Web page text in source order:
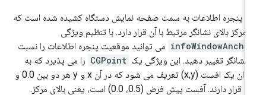
پنجره اطلاعات به سمت صفحه نمایش دستگاه کشیده شده است که
مرکز بالای نشانگر مرتبط با آن قرار دارد. با تنظیم ویژگی
می توانید موقعیت پنجره اطلاعات را نسبت
نشانگر تغییر دهید. این ویژگی یک
CGPoint را می پذیرد که به
عنوان یک افست (x,y) تعریف می شود که در آن x و y هر دو بین 0.0 و
1.0 قرار دارند. آفست پیش فرض (0.5، 0.0) است، یعنی بالای مرکز.